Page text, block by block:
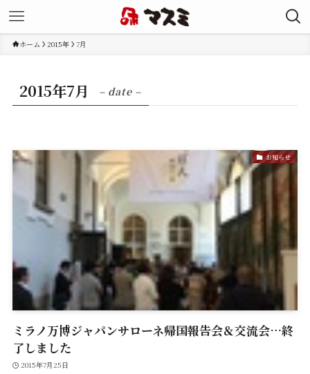
ホーム 2015年 7月
2015年7月 – date –
お知らせ
ミラノ万博ジャパンサローネ帰国報告会＆交流会…終
了しました
2015年7月25日